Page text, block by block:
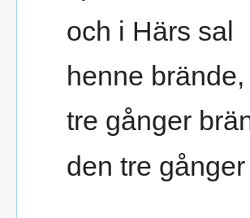
och i Härs sal
henne brände,
tre gånger
den tre